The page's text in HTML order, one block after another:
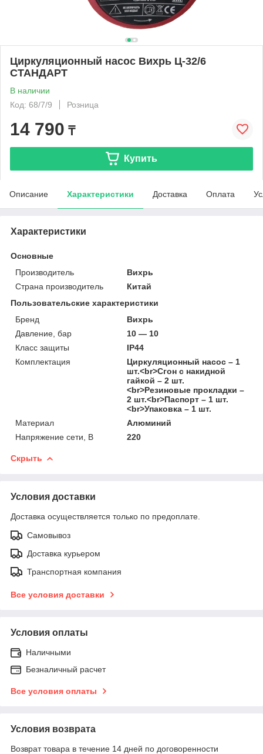
Циркуляционный насос Вихрь Ц-32/6
СТАНДАРТ
В наличии
Код: 68/7/9
Розница
14 790 ₸
Купить
Описание Характеристики Доставка Оплата
Характеристики
Основные
Производитель
Вихрь
Страна производитель
Китай
Пользовательские характеристики
Бренд
Вихрь
Давление, бар
10 — 10
Класс защиты
IP44
Комплектация
Циркуляционный насос – 1
шт.<br>Сгон с накидной
гайкой – 2 шт.
<br>Резиновые прокладки –
2 шт.<br>Паспорт – 1 шт.
<br>Упаковка – 1 шт.
Материал
Алюминий
Напряжение сети, В
220
Скрыть
Условия доставки
Доставка осуществляется только по предоплате.
Самовывоз
Доставка курьером
Транспортная компания
Все условия доставки
Условия оплаты
Наличными
Безналичный расчет
Все условия оплаты
Условия возврата
Возврат товара в течение 14 дней по договоренности